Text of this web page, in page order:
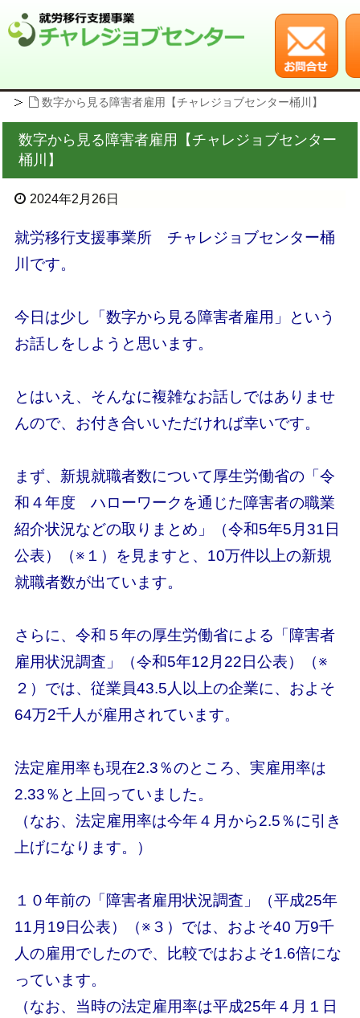
数字から見る障害者雇用【チャレジョブセンター桶川】
数字から見る障害者雇用【チャレジョブセンター
桶川】
2024年2月26日
就労移行支援事業所 チャレジョブセンター桶
川です。
今日は少し「数字から見る障害者雇用」という
お話しをしようと思います。
とはいえ、そんなに複雑なお話しではありませ
んので、お付き合いいただければ幸いです。
まず、新規就職者数について厚生労働省の「令
和４年度 ハローワークを通じた障害者の職業
紹介状況などの取りまとめ」（令和5年5月31日
公表）（※１）を見ますと、10万件以上の新規
就職者数が出ています。
さらに、令和５年の厚生労働省による「障害者
雇用状況調査」（令和5年12月22日公表）（※
２）では、従業員43.5人以上の企業に、およそ
64万2千人が雇用されています。
法定雇用率も現在2.3％のところ、実雇用率は
2.33％と上回っていました。
（なお、法定雇用率は今年４月から2.5％に引き
上げになります。）
１０年前の「障害者雇用状況調査」（平成25年
11月19日公表）（※３）では、およそ40 万9千
人の雇用でしたので、比較ではおよそ1.6倍にな
っています。
（なお、当時の法定雇用率は平成25年４月１日